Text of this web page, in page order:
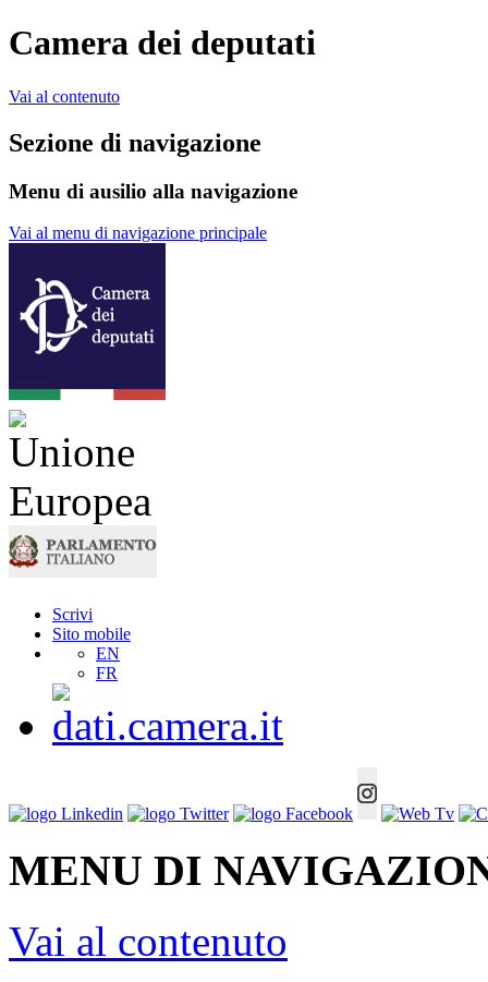
Camera dei deputati
Vai al contenuto
Sezione di navigazione
Menu di ausilio alla navigazione
Vai al menu di navigazione principale
Scrivi
Sito mobile
EN
FR
MENU DI
Vai al contenuto